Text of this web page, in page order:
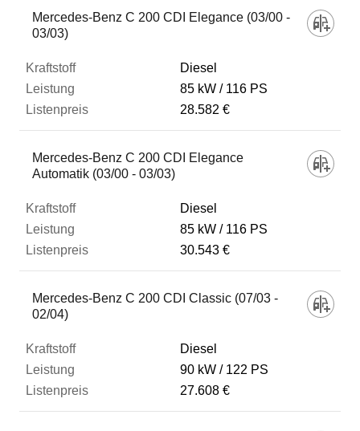
Mercedes-Benz C 200 CDI Elegance (03/00 -
03/03)
Diesel
85 kW
116 PS
28.582 €
Mercedes-Benz C 200 CDI Elegance
Automatik (03/00 - 03/03)
Diesel
85 kW
116 PS
30.543 €
Mercedes-Benz C 200 CDI Classic (07/03 -
02/04)
Diesel
90 kW
122 PS
27.608 €